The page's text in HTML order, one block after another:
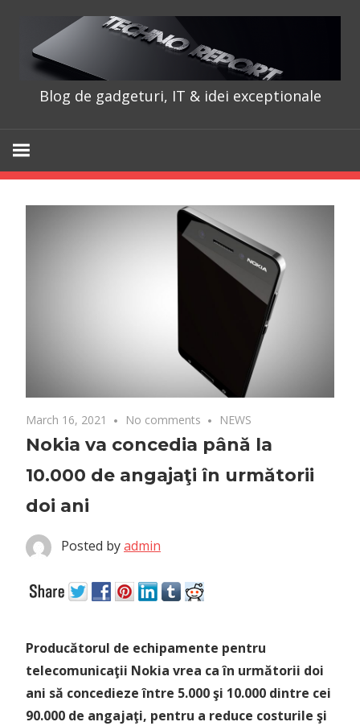
content
Blog de gadgeturi, IT & idei exceptionale
March 16, 2021 No comments NEWS
Nokia va concedia până la
10.000 de angajaţi în următorii
doi ani
Posted byadmin
Producătorul de echipamente pentru
telecomunicaţii Nokia vrea ca în următorii doi
ani să concedieze între 5.000 şi 10.000 dintre cei
90.000 de angajaţi, pentru a reduce costurile şi